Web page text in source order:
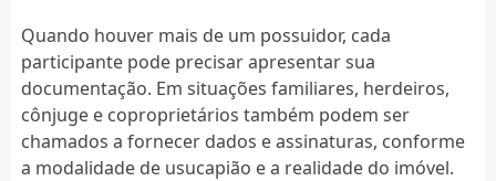
Quando houver mais de um possuidor, cada
participante pode precisar apresentar sua
documentação. Em situações familiares, herdeiros,
cônjuge e coproprietários também podem ser
chamados a fornecer dados e assinaturas, conforme
a modalidade de usucapião e a realidade do imóvel.